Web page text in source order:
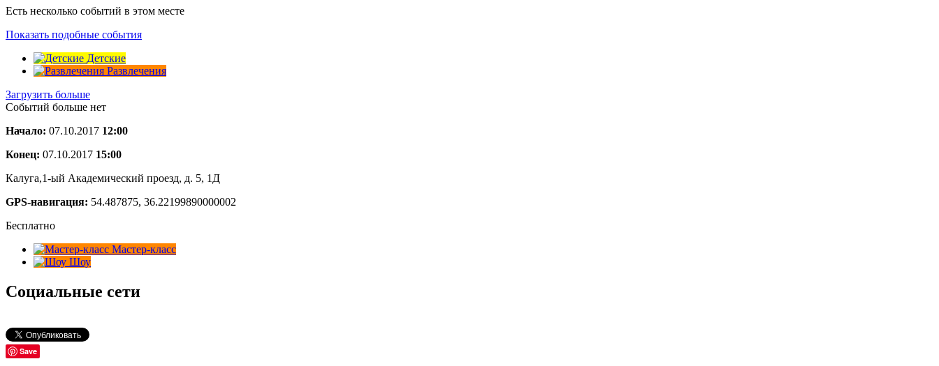
Есть несколько событий в этом месте
Показать подобные события
Детские
Развлечения
Загрузить больше
Событий больше нет
Начало: 07.10.2017 12:00
Конец: 07.10.2017 15:00
Калуга,1-ый Академический проезд, д. 5, 1Д
GPS-навигация: 54.487875, 36.22199890000002
Бесплатно
Мастер-класс
Шоу
Социальные сети
Save